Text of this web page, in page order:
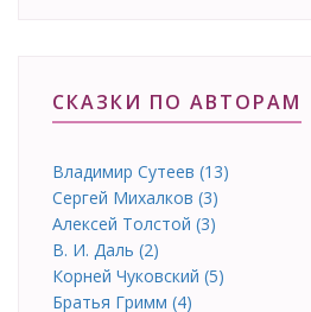
СКАЗКИ ПО АВТОРАМ
Владимир Сутеев (13)
Сергей Михалков (3)
Алексей Толстой (3)
В. И. Даль (2)
Корней Чуковский (5)
Братья Гримм (4)